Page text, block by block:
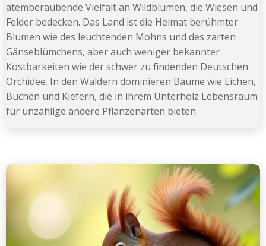
atemberaubende Vielfalt an Wildblumen, die Wiesen und
Felder bedecken. Das Land ist die Heimat berühmter
Blumen wie des leuchtenden Mohns und des zarten
Gänseblümchens, aber auch weniger bekannter
Kostbarkeiten wie der schwer zu findenden Deutschen
Orchidee. In den Wäldern dominieren Bäume wie Eichen,
Buchen und Kiefern, die in ihrem Unterholz Lebensraum
für unzählige andere Pflanzenarten bieten.